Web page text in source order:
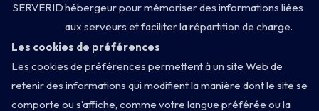
SERVERIDhébergeur pour mémoriser des informations liées
aux serveurs et faciliter la répartition de charge.
Les cookies de préférences
Les cookies de préférences permettent à un site Web de
retenir des informations qui modifient la manière dont le site se
comporte ou s’affiche, comme votre langue préférée ou la